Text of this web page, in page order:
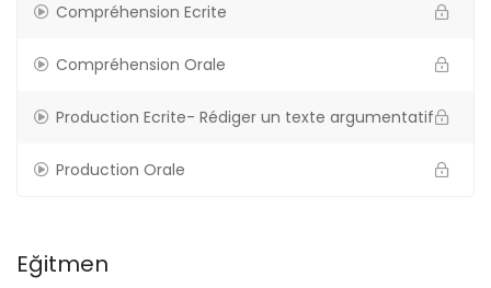
Compréhension Ecrite
Compréhension Orale
Production Ecrite- Rédiger un texte argumentatif
Production Orale
Eğitmen